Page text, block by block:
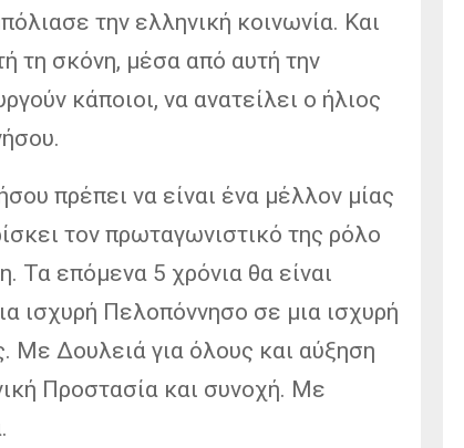
την ελληνική κοινωνία. Και
τη σκόνη, μέσα από αυτή την
κάποιοι, να ανατείλει ο ήλιος
πρέπει να είναι ένα μέλλον μίας
τον πρωταγωνιστικό της ρόλο
Τα επόμενα 5 χρόνια θα είναι
ισχυρή Πελοπόννησο σε μια ισχυρή
Με Δουλειά για όλους και αύξηση
Προστασία και συνοχή. Με